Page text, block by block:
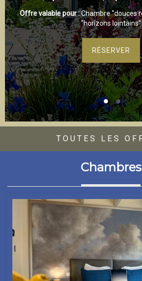
Offre valable pour :Chambre "douces
"horizons lointains"
RÉSERVER
TOUTES LES
Chambres